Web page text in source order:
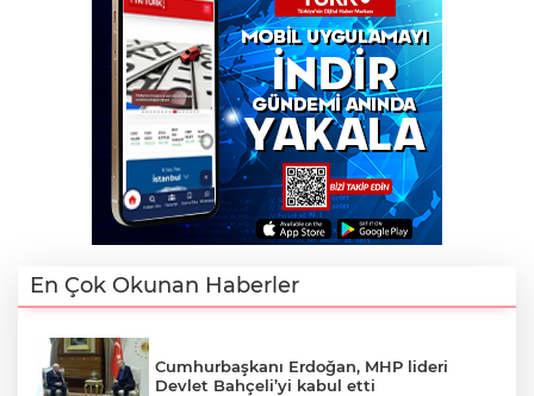
En Çok Okunan Haberler
Cumhurbaşkanı Erdoğan, MHP lideri
Devlet Bahçeli’yi kabul etti